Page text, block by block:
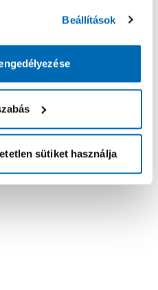
Beállítások
sütiket használja